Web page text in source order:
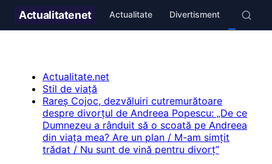
Actualitatenet Actualitate Divertisment Stil de
Actualitate.net
Stil de viață
Rareș Cojoc, dezvăluiri cutremurătoare
despre divorțul de Andreea Popescu: „De ce
Dumnezeu a rânduit să o scoată pe Andreea
din viața mea? Are un plan / M-am simțit
trădat / Nu sunt de vină pentru divorț”